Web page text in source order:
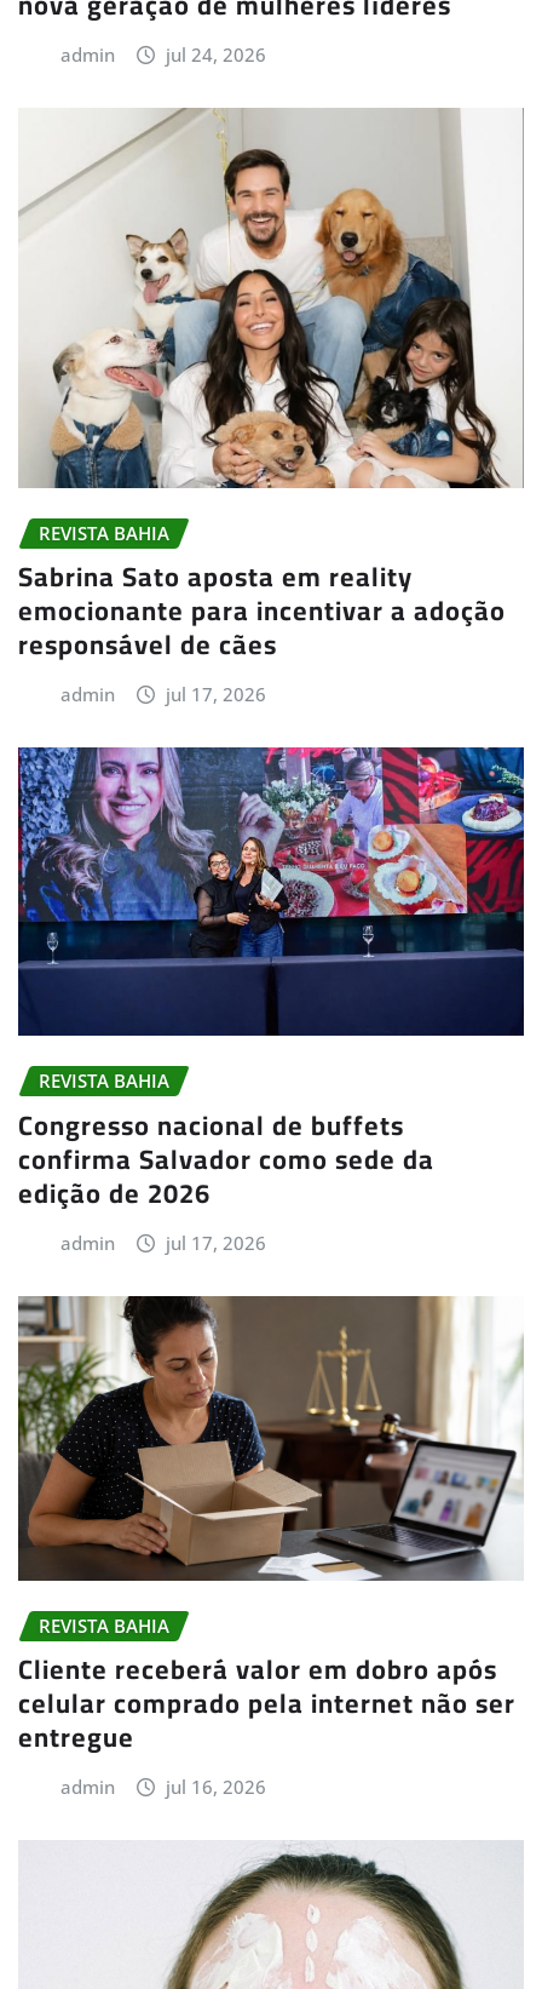
admin jul 24, 2026
REVISTA BAHIA
Sabrina Sato aposta em reality
emocionante para incentivar a adoção
responsável de cães
admin jul 17, 2026
REVISTA BAHIA
Congresso nacional de buffets
confirma Salvador como sede da
edição de 2026
admin jul 17, 2026
REVISTA BAHIA
Cliente receberá valor em dobro após
celular comprado pela internet não ser
entregue
admin jul 16, 2026